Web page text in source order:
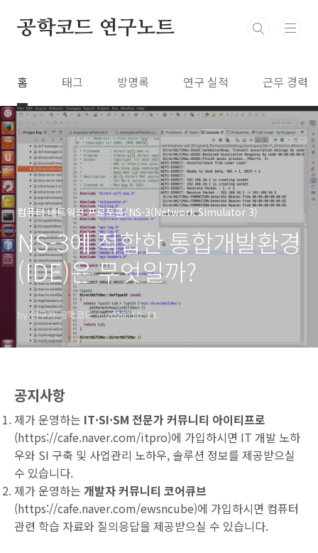
공학코드 연구노트
홈 태그 방명록 연구 실적 근무 경력
컴퓨터 네트워크 프로토콜/NS-3(Network Simulator 3)
NS-3에 적합한 통합개발환경
(IDE)은 무엇일까?
by 연구자 공학코드 2020. 10. 13.
공지사항
제가 운영하는 IT·SI·SM 전문가 커뮤니티 아이티프로
(https://cafe.naver.com/itpro)에 가입하시면 IT 개발 노하
우와 SI 구축 및 사업관리 노하우, 솔루션 정보를 제공받으실
수 있습니다.
제가 운영하는 개발자 커뮤니티 코어큐브
(https://cafe.naver.com/ewsncube)에 가입하시면 컴퓨터
관련 학습 자료와 질의응답을 제공받으실 수 있습니다.